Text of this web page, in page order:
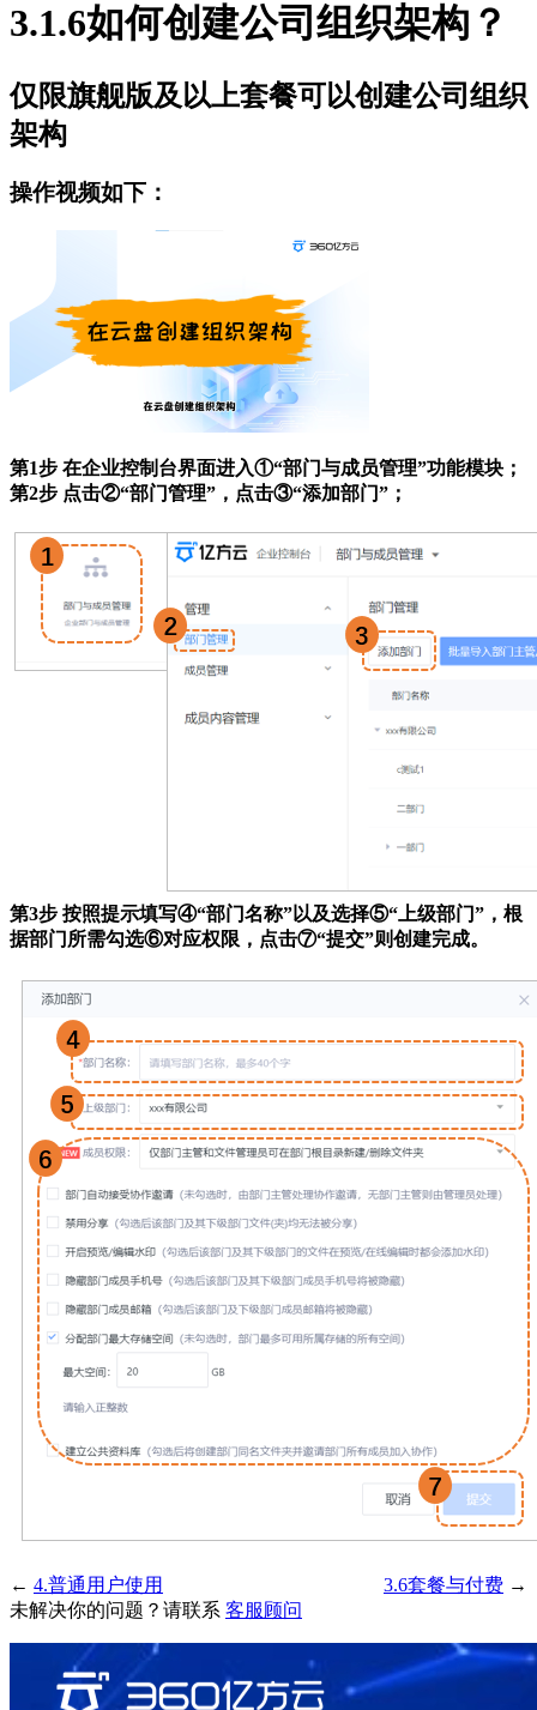
3.1.6如何创建公司组织架构？
仅限旗舰版及以上套餐可以创建公司组织
架构
操作视频如下：
第1步 在企业控制台界面进入①“部门与成员管理”功能模块；
第2步 点击②“部门管理”，点击③“添加部门”；
第3步 按照提示填写④“部门名称”以及选择⑤“上级部门”，根
据部门所需勾选⑥对应权限，点击⑦“提交”则创建完成。
← 4.普通用户使用 3.6套餐与付费 →
未解决你的问题？请联系 客服顾问